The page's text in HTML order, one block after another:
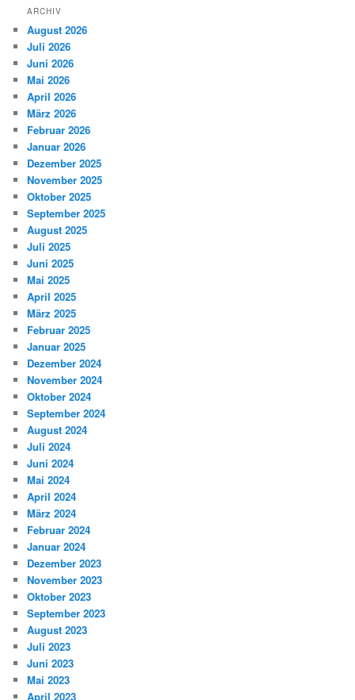
ARCHIV
August 2026
Juli 2026
Juni 2026
Mai 2026
April 2026
März 2026
Februar 2026
Januar 2026
Dezember 2025
November 2025
Oktober 2025
September 2025
August 2025
Juli 2025
Juni 2025
Mai 2025
April 2025
März 2025
Februar 2025
Januar 2025
Dezember 2024
November 2024
Oktober 2024
September 2024
August 2024
Juli 2024
Juni 2024
Mai 2024
April 2024
März 2024
Februar 2024
Januar 2024
Dezember 2023
November 2023
Oktober 2023
September 2023
August 2023
Juli 2023
Juni 2023
Mai 2023
April 2023